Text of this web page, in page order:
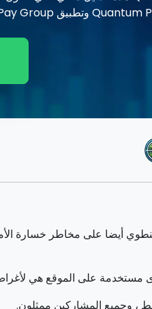
مستخدمة على الموقع هي
، وجميع المشاركين ممثلون.